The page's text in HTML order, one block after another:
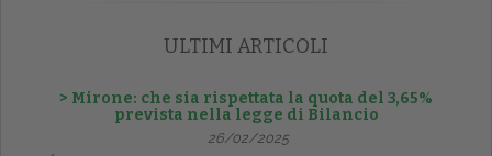
ULTIMI ARTICOLI
> Mirone: che sia rispettata la quota del 3,65%
prevista nella legge di Bilancio
26/02/2025